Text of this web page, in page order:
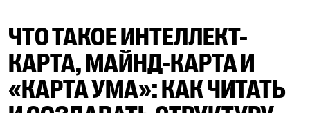
ЧТО ТАКОЕ ИНТЕЛЛЕКТ-
КАРТА, МАЙНД-КАРТА И
«КАРТА УМА»: КАК ЧИТАТЬ